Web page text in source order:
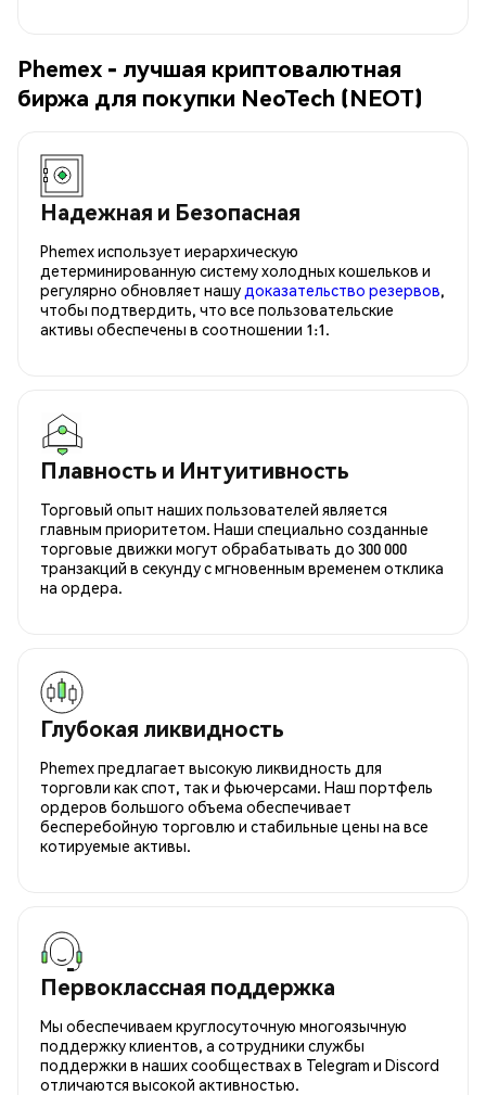
Phemex - лучшая криптовалютная
биржа для покупки NeoTech (NEOT)
Надежная и Безопасная
Phemex использует иерархическую
детерминированную систему холодных кошельков и
регулярно обновляет нашу доказательство резервов,
чтобы подтвердить, что все пользовательские
активы обеспечены в соотношении 1:1.
Плавность и Интуитивность
Торговый опыт наших пользователей является
главным приоритетом. Наши специально созданные
торговые движки могут обрабатывать до 300 000
транзакций в секунду с мгновенным временем отклика
на ордера.
Глубокая ликвидность
Phemex предлагает высокую ликвидность для
торговли как спот, так и фьючерсами. Наш портфель
ордеров большого объема обеспечивает
бесперебойную торговлю и стабильные цены на все
котируемые активы.
Первоклассная поддержка
Мы обеспечиваем круглосуточную многоязычную
поддержку клиентов, а сотрудники службы
поддержки в наших сообществах в Telegram и Discord
отличаются высокой активностью.